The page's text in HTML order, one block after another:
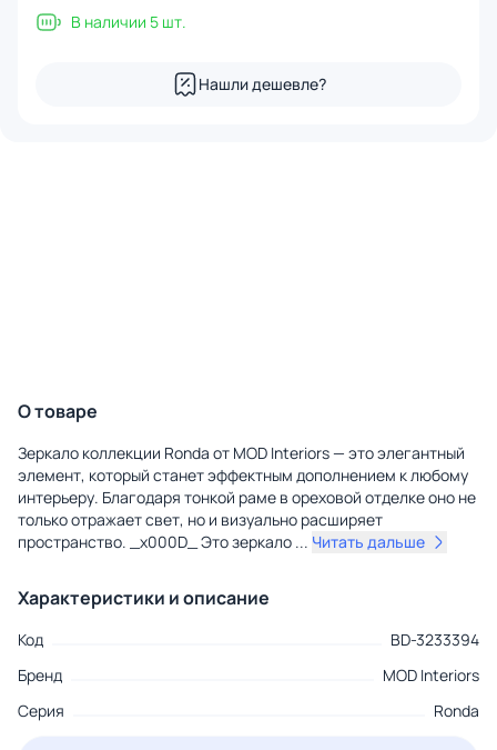
В наличии 5 шт.
Нашли дешевле?
О товаре
Зеркало коллекции Ronda от MOD Interiors — это элегантный
элемент, который станет эффектным дополнением к любому
интерьеру. Благодаря тонкой раме в ореховой отделке оно не
только отражает свет, но и визуально расширяет
пространство. _x000D_ Это зеркало ... Читать дальше
Характеристики и описание
Код
BD-3233394
Бренд
MOD Interiors
Серия
Ronda